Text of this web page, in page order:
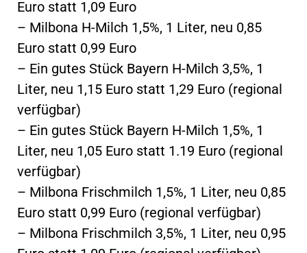
Euro statt 1,09 Euro
– Milbona H-Milch 1,5%, 1 Liter, neu 0,85
Euro statt 0,99 Euro
– Ein gutes Stück Bayern H-Milch 3,5%, 1
Liter, neu 1,15 Euro statt 1,29 Euro (regional
verfügbar)
– Ein gutes Stück Bayern H-Milch 1,5%, 1
Liter, neu 1,05 Euro statt 1.19 Euro (regional
verfügbar)
– Milbona Frischmilch 1,5%, 1 Liter, neu 0,85
Euro statt 0,99 Euro (regional verfügbar)
– Milbona Frischmilch 3,5%, 1 Liter, neu 0,95